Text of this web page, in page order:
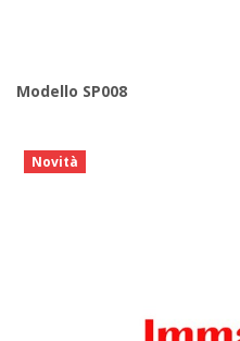
Modello SP008
Novità